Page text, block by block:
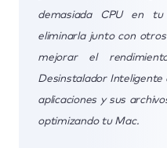
demasiada CPU en
eliminarla junto con
mejorar el
Desinstalador Inteligente
aplicaciones y sus
optimizando tu Mac.